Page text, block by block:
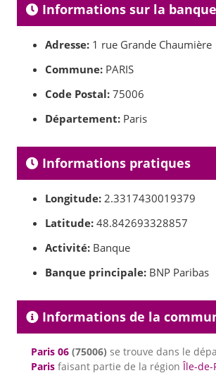
Informations sur la banque
Adresse: 1 rue Grande Chaumière
Commune: PARIS
Code Postal: 75006
Département: Paris
Informations pratiques
Longitude: 2.3317430019379
Latitude: 48.842693328857
Activité: Banque
Banque principale: BNP Paribas
Informations de la
Paris 06 (75006) se trouve dans le
Paris faisant partie de la régionÎle-de-